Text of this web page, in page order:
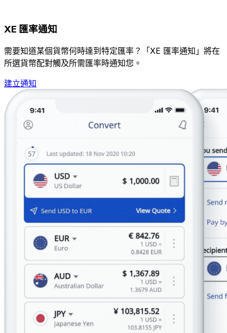
XE 匯率通知
需要知道某個貨幣何時達到特定匯率？「XE 匯率通知」將在
所選貨幣配對觸及所需匯率時通知您。
建立通知